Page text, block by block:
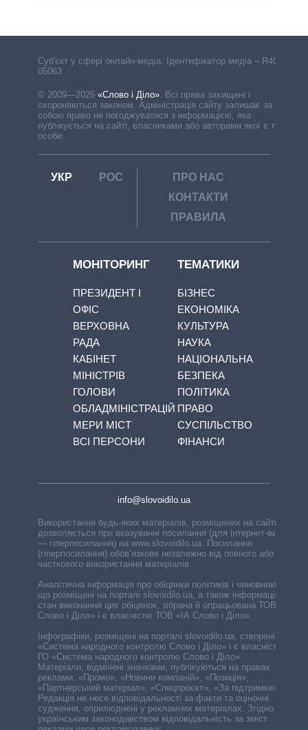
Cуб'єкт у сфері онлайн-медіа. Ідентифікатор медіа – R40-
05063
© 2009—2026 «Слово і Діло». Всі права захищені і
охороняються законом. Адміністрація сайту залишає за
собою право не погоджуватися з інформацією, яка
публікується на сайті, власниками або авторами якої є треті
особи.
УКР РОС
ПРО НАС
КОНТАКТИ
ПРАВИЛА
МОНІТОРИНГ
ПРЕЗИДЕНТ І
ОФІС
ВЕРХОВНА
РАДА
КАБІНЕТ
МІНІСТРІВ
ГОЛОВИ
ОБЛАДМІНІСТРАЦІЙ
МЕРИ МІСТ
ВСІ ПЕРСОНИ
ТЕМАТИКИ
БІЗНЕС
ЕКОНОМІКА
КУЛЬТУРА
НАУКА
НАЦІОНАЛЬНА
БЕЗПЕКА
ПОЛІТИКА
ПРАВО
СУСПІЛЬСТВО
ФІНАНСИ
info@slovoidilo.ua
Використання будь-яких матеріалів, розміщених на сайті,
дозволяється при вказуванні посилання (для інтернет-видань
— гіперпосилання) на www.slovoidilo.ua. Посилання
(гіперпосилання) обов’язкове незалежно від повного або
часткового використання матеріалів.
Аналітична інформація про обіцянки політиків і чиновників,
що розміщені на порталі slovoidilo.ua, а також інформація про
стан виконання цих обіцянок, зібрана й опрацьована ТОВ «ІА
Слово і Діло» і є власністю ТОВ «ІА Слово і Діло».
Інфографіки, розміщені на порталі slovoidilo.ua, створені ГО
«Система народного контролю Слово і Діло» і є власністю
ГО «Система народного контролю Слово і Діло».
Матеріали, відмічені значками, публікуються на правах
реклами: «Промо», «Новини компаній», «Позиція»,
«Партнерський матеріал», «Спецпроєкт», «За підтримки».
Редакція не несе відповідальності за факти та оціночні
судження, оприлюднені у рекламних матеріалах. Згідно з
українським законодавством відповідальність за зміст